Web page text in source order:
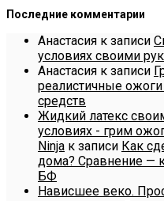
Последние комментарии
Анастасия к записи
условиях своими
Анастасия к записи
реалистичные
средств
Жидкий латекс
условиях - грим
Ninja к записи Как
дома? Сравнение —
БФ
Нависшее веко.